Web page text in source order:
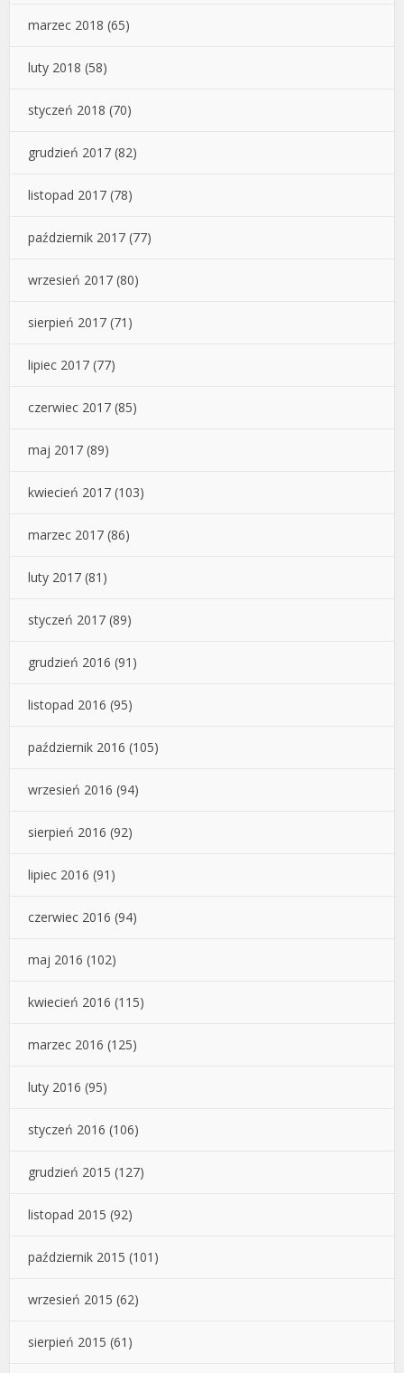
marzec 2018 (65)
luty 2018 (58)
styczeń 2018 (70)
grudzień 2017 (82)
listopad 2017 (78)
październik 2017 (77)
wrzesień 2017 (80)
sierpień 2017 (71)
lipiec 2017 (77)
czerwiec 2017 (85)
maj 2017 (89)
kwiecień 2017 (103)
marzec 2017 (86)
luty 2017 (81)
styczeń 2017 (89)
grudzień 2016 (91)
listopad 2016 (95)
październik 2016 (105)
wrzesień 2016 (94)
sierpień 2016 (92)
lipiec 2016 (91)
czerwiec 2016 (94)
maj 2016 (102)
kwiecień 2016 (115)
marzec 2016 (125)
luty 2016 (95)
styczeń 2016 (106)
grudzień 2015 (127)
listopad 2015 (92)
październik 2015 (101)
wrzesień 2015 (62)
sierpień 2015 (61)